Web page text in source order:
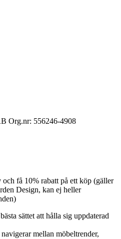
Org.nr: 556246-4908
och få 10% rabatt på ett köp (gäller
Design, kan ej heller
sättet att hålla sig uppdaterad
mellan möbeltrender,